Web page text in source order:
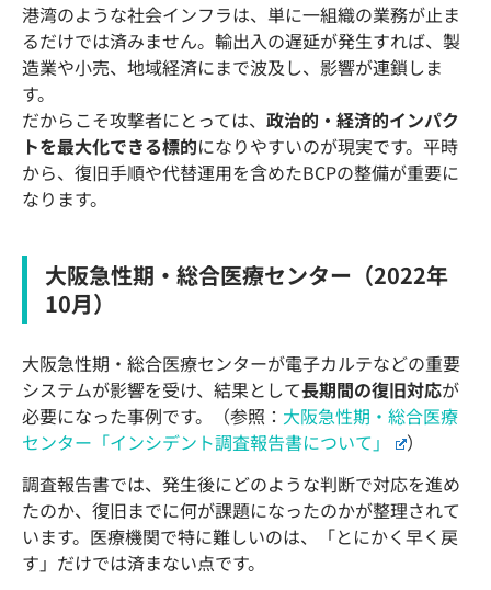
港湾のような社会インフラは、単に一組織の業務が止ま
るだけでは済みません。輸出入の遅延が発生すれば、製
造業や小売、地域経済にまで波及し、影響が連鎖しま
す。
だからこそ攻撃者にとっては、 政治的・経済的インパク
トを最大化できる標的になりやすいのが現実です。平時
から、復旧手順や代替運用を含めたBCPの整備が重要に
なります。
大阪急性期・総合医療センター（2022年
10月）
大阪急性期・総合医療センターが電子カルテなどの重要
システムが影響を受け、結果として長期間の復旧対応が
必要になった事例です。（参照： 大阪急性期・総合医療
センター「インシデント調査報告書について」
）
調査報告書では、発生後にどのような判断で対応を進め
たのか、復旧までに何が課題になったのかが整理されて
います。医療機関で特に難しいのは、「とにかく早く戻
す」だけでは済まない点です。